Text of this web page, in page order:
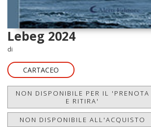
Lebeg 2024
di
CARTACEO
NON DISPONIBILE PER IL 'PRENOTA
E RITIRA'
NON DISPONIBILE ALL'ACQUISTO